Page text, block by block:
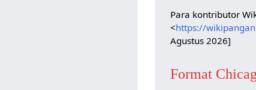
Para kontributor
<https://
Agustus 2026]
Format